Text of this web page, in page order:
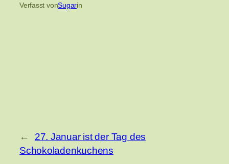
Verfasst vonSugarin
←
27. Januar ist der Tag des
Schokoladenkuchens